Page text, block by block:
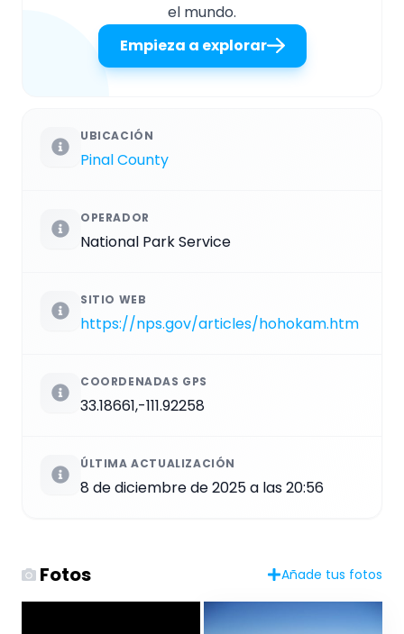
el mundo.
Empieza a explorar
UBICACIÓN
Pinal County
OPERADOR
National Park Service
SITIO WEB
https://nps.gov/articles/hohokam.htm
COORDENADAS GPS
33.18661,-111.92258
ÚLTIMA ACTUALIZACIÓN
8 de diciembre de 2025 a las 20:56
Fotos Añade tus fotos